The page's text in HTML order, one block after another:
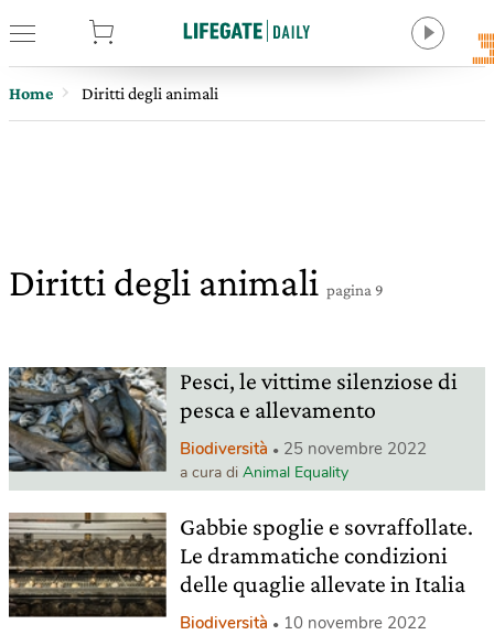
Home Diritti degli animali
Diritti degli animali pagina 9
Pesci, le vittime silenziose di
pesca e allevamento
Biodiversità 25 novembre 2022
a cura di Animal Equality
Gabbie spoglie e sovraffollate.
Le drammatiche condizioni
delle quaglie allevate in Italia
Biodiversità 10 novembre 2022